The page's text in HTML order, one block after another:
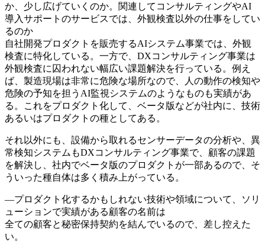
か、少し広げていくのか。関連してコンサルティングやAI
導入サポートのサービスでは、外観検査以外の仕事をしてい
るのか
自社開発プロダクトを販売するAIシステム事業では、外観
検査に特化している。一方で、DXコンサルティング事業は
外観検査に囚われない幅広い課題解決を行っている。例え
ば、製造現場は非常に危険な場所なので、人の動作の検知や
危険の予知を担うAI監視システムのようなものも実績があ
る。これをプロダクト化して、ベータ版などが社内に、技術
あるいはプロダクトの種としてある。
それ以外にも、設備から取れるセンサーデータの分析や、異
常検知システムもDXコンサルティング事業で、顧客の課題
を解決し、社内でベータ版のプロダクトが一部あるので、そ
ういった種自体は多く積み上がっている。
―プロダクト化するかもしれない技術や領域について、ソリ
ューションで実績がある顧客の名前は
全ての顧客と秘密保持契約を結んでいるので、差し控えた
い。